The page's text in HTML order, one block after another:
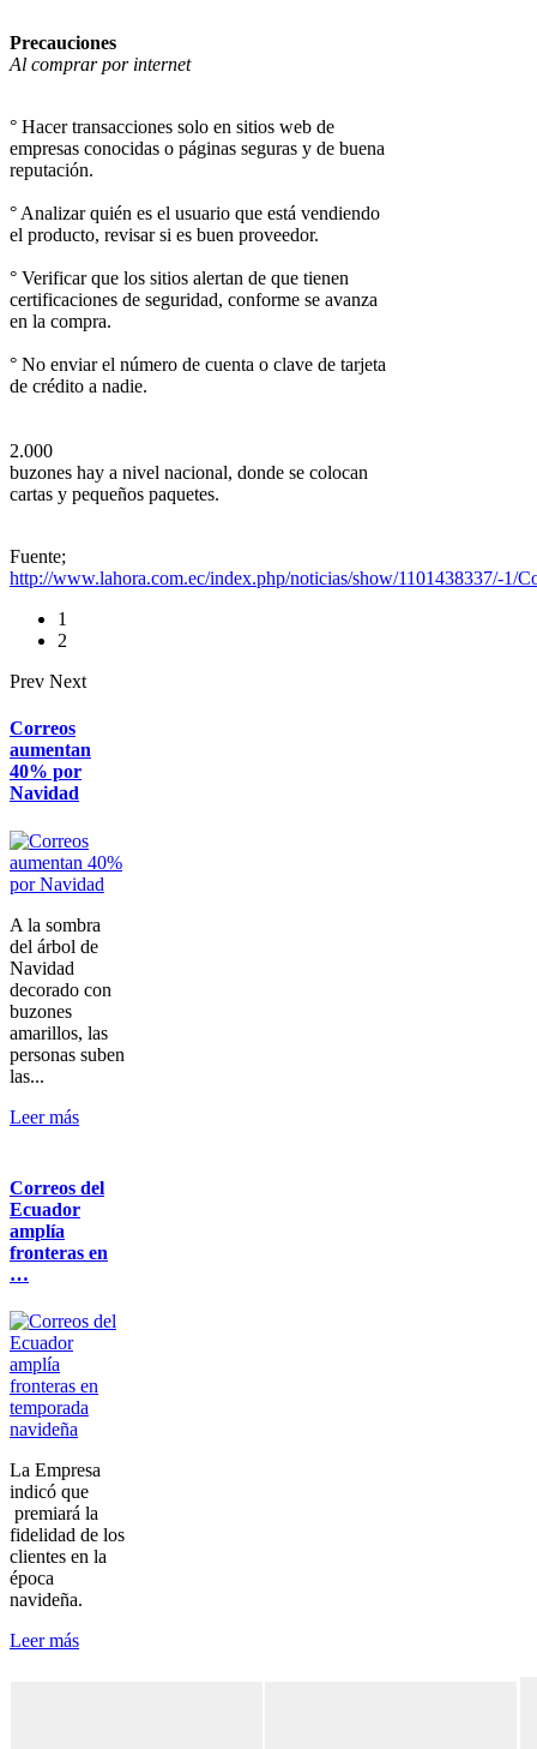
Precauciones
Al comprar por internet
° Hacer transacciones solo en sitios web de
empresas conocidas o páginas seguras y de buena
reputación.
° Analizar quién es el usuario que está vendiendo
el producto, revisar si es buen proveedor.
° Verificar que los sitios alertan de que tienen
certificaciones de seguridad, conforme se avanza
en la compra.
° No enviar el número de cuenta o clave de tarjeta
de crédito a nadie.
2.000
buzones hay a nivel nacional, donde se colocan
cartas y pequeños paquetes.
Fuente;
http://www.lahora.com.ec/index.php/noticias/show/1101438337/-1/
1
2
Prev Next
Correos
aumentan
40% por
Navidad
A la sombra
del árbol de
Navidad
decorado con
buzones
amarillos, las
personas suben
las...
Leer más
Correos del
Ecuador
amplía
fronteras en
…
La Empresa
indicó que
premiará la
fidelidad de los
clientes en la
época
navideña.
Leer más